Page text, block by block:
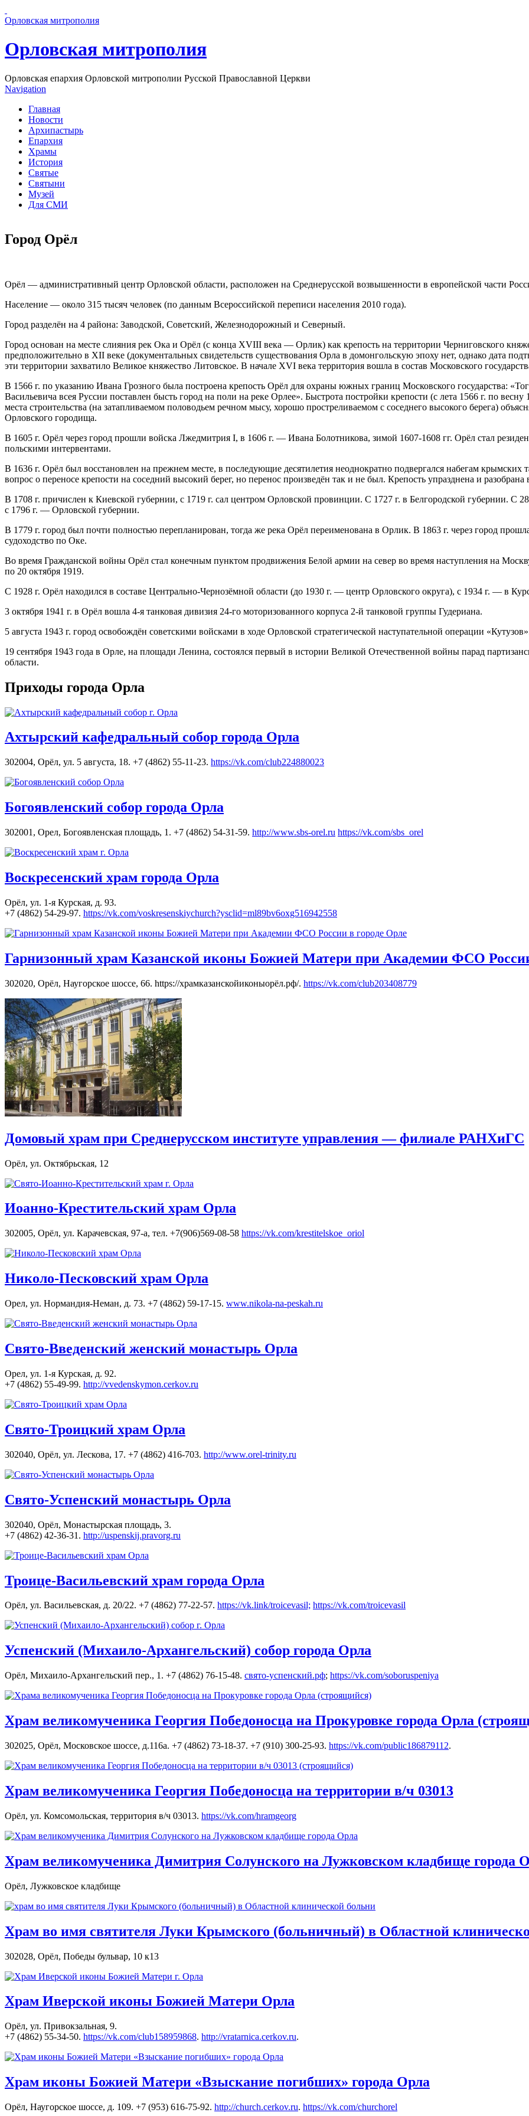
Орловская митрополия
Орловская митрополия
Орловская епархия Орловской митрополии Русской Православной Церкви
Navigation
Главная
Новости
Архипастырь
Епархия
Храмы
История
Святые
Святыни
Музей
Для СМИ
Город Орёл
Орёл — административный центр Орловской области, расположен на Среднерусской возвышенности в европейской части
Население — около 315 тысяч человек (по данным Всероссийской переписи населения 2010 года).
Город разделён на 4 района: Заводской, Советский, Железнодорожный и Северный.
Город основан на месте слияния рек Ока и Орёл (с конца XVIII века — Орлик) как крепость на территории Черниговского
предположительно в XII веке (документальных свидетельств существования Орла в домонгольскую эпоху нет, однако дата
эти территории захватило Великое княжество Литовское. В начале XVI века территория вошла в состав Московского
В 1566 г. по указанию Ивана Грозного была построена крепость Орёл для охраны южных границ Московского государства:
Васильевича всея Руссии поставлен бысть город на поли на реке Орлее». Быстрота постройки крепости (с лета 1566 г. по
места строительства (на затапливаемом половодьем речном мысу, хорошо простреливаемом с соседнего высокого берега)
Орловского городища.
В 1605 г. Орёл через город прошли войска Лжедмитрия I, в 1606 г. — Ивана Болотникова, зимой 1607-1608 гг. Орёл стал
польскими интервентами.
В 1636 г. Орёл был восстановлен на прежнем месте, в последующие десятилетия неоднократно подвергался набегам крымских
вопрос о переносе крепости на соседний высокий берег, но перенос произведён так и не был. Крепость упразднена и
В 1708 г. причислен к Киевской губернии, с 1719 г. сал центром Орловской провинции. С 1727 г. в Белгородской губернии. С
с 1796 г. — Орловской губернии.
В 1779 г. город был почти полностью перепланирован, тогда же река Орёл переименована в Орлик. В 1863 г. через город
судоходство по Оке.
Во время Гражданской войны Орёл стал конечным пунктом продвижения Белой армии на север во время наступления на
по 20 октября 1919.
С 1928 г. Орёл находился в составе Центрально-Чернозёмной области (до 1930 г. — центр Орловского округа), с 1934 г. — в
3 октября 1941 г. в Орёл вошла 4-я танковая дивизия 24-го моторизованного корпуса 2-й танковой группы Гудериана.
5 августа 1943 г. город освобождён советскими войсками в ходе Орловской стратегической наступательной операции
19 сентября 1943 года в Орле, на площади Ленина, состоялся первый в истории Великой Отечественной войны парад
области.
Приходы города Орла
Ахтырский кафедральный собор города Орла
302004, Орёл, ул. 5 августа, 18. +7 (4862) 55-11-23. https://vk.com/club224880023
Богоявленский собор города Орла
302001, Орел, Богоявленская площадь, 1. +7 (4862) 54-31-59. http://www.sbs-orel.ru https://vk.com/sbs_orel
Воскресенский храм города Орла
Орёл, ул. 1-я Курская, д. 93.
+7 (4862) 54-29-97. https://vk.com/voskresenskiychurch?ysclid=ml89bv6oxg516942558
Гарнизонный храм Казанской иконы Божией Матери при Академии ФСО
302020, Орёл, Наугорское шоссе, 66. https://храмказанскойиконыорёл.рф/. https://vk.com/club203408779
Домовый храм при Среднерусском институте управления — филиале РАНХиГС
Орёл, ул. Октябрьская, 12
Иоанно-Крестительский храм Орла
302005, Орёл, ул. Карачевская, 97-а, тел. +7(906)569-08-58 https://vk.com/krestitelskoe_oriol
Николо-Песковский храм Орла
Орел, ул. Нормандия-Неман, д. 73. +7 (4862) 59-17-15. www.nikola-na-peskah.ru
Свято-Введенский женский монастырь Орла
Орел, ул. 1-я Курская, д. 92.
+7 (4862) 55-49-99. http://vvedenskymon.cerkov.ru
Свято-Троицкий храм Орла
302040, Орёл, ул. Лескова, 17. +7 (4862) 416-703. http://www.orel-trinity.ru
Свято-Успенский монастырь Орла
302040, Орёл, Монастырская площадь, 3.
+7 (4862) 42-36-31. http://uspenskij.pravorg.ru
Троице-Васильевский храм города Орла
Орёл, ул. Васильевская, д. 20/22. +7 (4862) 77-22-57. https://vk.link/troicevasil; https://vk.com/troicevasil
Успенский (Михаило-Архангельский) собор города Орла
Орёл, Михаило-Архангельский пер., 1. +7 (4862) 76-15-48. свято-успенский.рф; https://vk.com/soboruspeniya
Храм великомученика Георгия Победоносца на Прокуровке города Орла
302025, Орёл, Московское шоссе, д.116а. +7 (4862) 73-18-37. +7 (910) 300-25-93. https://vk.com/public186879112.
Храм великомученика Георгия Победоносца на территории в/ч 03013
Орёл, ул. Комсомольская, территория в/ч 03013. https://vk.com/hramgeorg
Храм великомученика Димитрия Солунского на Лужковском кладбище города
Орёл, Лужковское кладбище
Храм во имя святителя Луки Крымского (больничный) в Областной
302028, Орёл, Победы бульвар, 10 к13
Храм Иверской иконы Божией Матери Орла
Орёл, ул. Привокзальная, 9.
+7 (4862) 55-34-50. https://vk.com/club158959868. http://vratarnica.cerkov.ru.
Храм иконы Божией Матери «Взыскание погибших» города Орла
Орёл, Наугорское шоссе, д. 109. +7 (953) 616-75-92. http://church.cerkov.ru. https://vk.com/churchorel